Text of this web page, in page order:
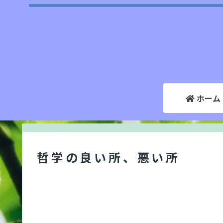
ホーム
哲学の良い所、悪い所